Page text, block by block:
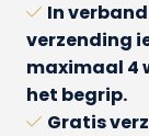
In
verzending
maximaal 4
het begrip.
Gratis